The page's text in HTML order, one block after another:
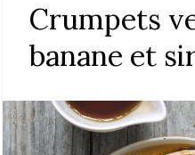
Crumpets
banane et